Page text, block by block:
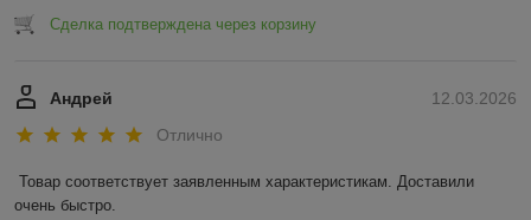
Сделка подтверждена через корзину
12.03.2026
Андрей
Отлично
Товар соответствует заявленным характеристикам. Доставили
очень быстро.